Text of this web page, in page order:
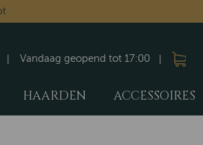
Vandaag geopend tot 17:00
HAARDEN ACCESSOIRES